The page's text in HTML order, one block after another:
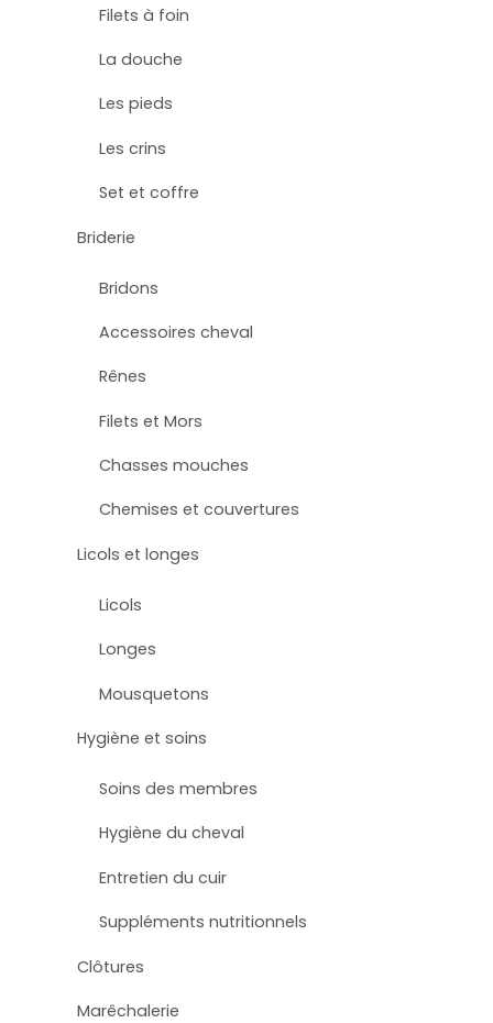
Filets à foin
La douche
Les pieds
Les crins
Set et coffre
Briderie
Bridons
Accessoires cheval
Rênes
Filets et Mors
Chasses mouches
Chemises et couvertures
Licols et longes
Licols
Longes
Mousquetons
Hygiène et soins
Soins des membres
Hygiène du cheval
Entretien du cuir
Suppléments nutritionnels
Clôtures
Marêchalerie